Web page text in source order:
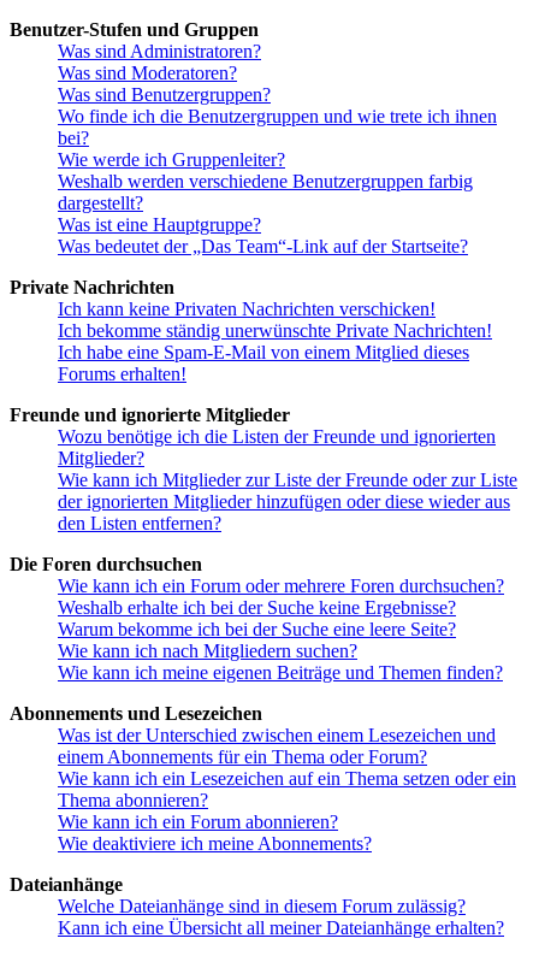
Benutzer-Stufen und Gruppen
Was sind Administratoren?
Was sind Moderatoren?
Was sind Benutzergruppen?
Wo finde ich die Benutzergruppen und wie trete ich ihnen
bei?
Wie werde ich Gruppenleiter?
Weshalb werden verschiedene Benutzergruppen farbig
dargestellt?
Was ist eine Hauptgruppe?
Was bedeutet der „Das Team“-Link auf der Startseite?
Private Nachrichten
Ich kann keine Privaten Nachrichten verschicken!
Ich bekomme ständig unerwünschte Private Nachrichten!
Ich habe eine Spam-E-Mail von einem Mitglied dieses
Forums erhalten!
Freunde und ignorierte Mitglieder
Wozu benötige ich die Listen der Freunde und ignorierten
Mitglieder?
Wie kann ich Mitglieder zur Liste der Freunde oder zur Liste
der ignorierten Mitglieder hinzufügen oder diese wieder aus
den Listen entfernen?
Die Foren durchsuchen
Wie kann ich ein Forum oder mehrere Foren durchsuchen?
Weshalb erhalte ich bei der Suche keine Ergebnisse?
Warum bekomme ich bei der Suche eine leere Seite?
Wie kann ich nach Mitgliedern suchen?
Wie kann ich meine eigenen Beiträge und Themen finden?
Abonnements und Lesezeichen
Was ist der Unterschied zwischen einem Lesezeichen und
einem Abonnements für ein Thema oder Forum?
Wie kann ich ein Lesezeichen auf ein Thema setzen oder ein
Thema abonnieren?
Wie kann ich ein Forum abonnieren?
Wie deaktiviere ich meine Abonnements?
Dateianhänge
Welche Dateianhänge sind in diesem Forum zulässig?
Kann ich eine Übersicht all meiner Dateianhänge erhalten?